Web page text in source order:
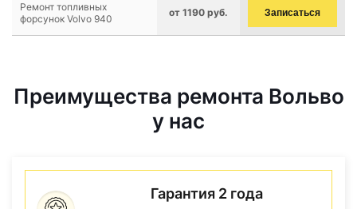
Ремонт топливных
форсунок Volvo 940
от 1190 руб. Записаться
Преимущества ремонта Вольво
у нас
Гарантия 2 года